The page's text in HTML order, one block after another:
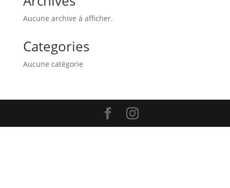
Aucune archive à afficher.
Categories
Aucune catégorie